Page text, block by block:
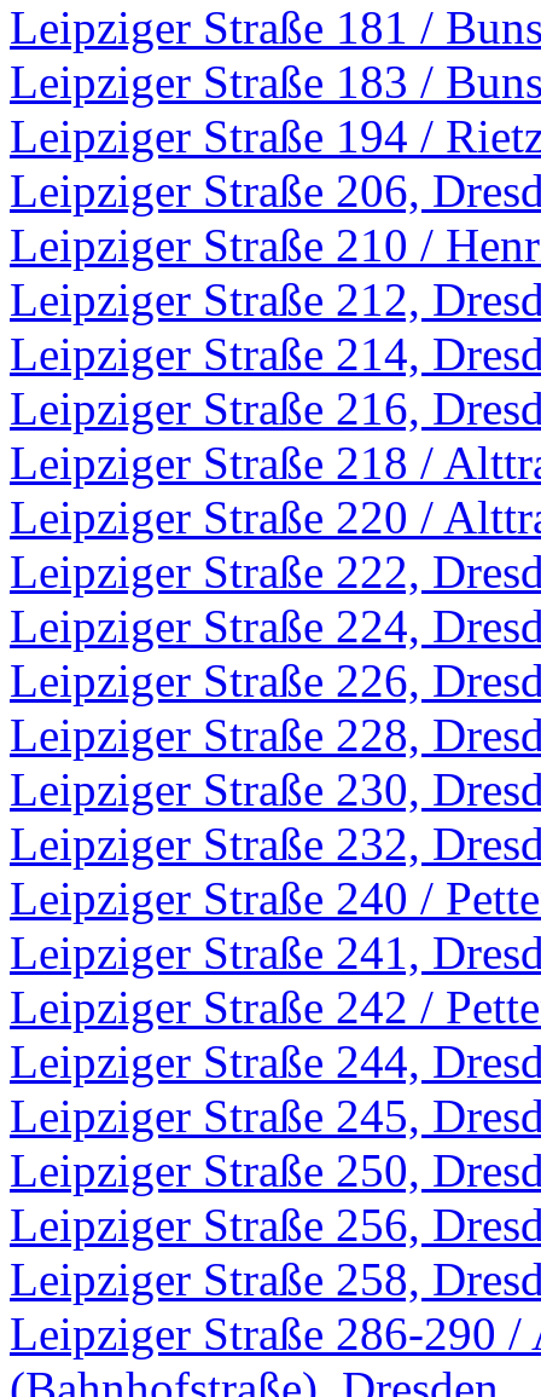
Leipziger Straße 181 /
Leipziger Straße 183 /
Leipziger Straße 194 /
Leipziger Straße 206,
Leipziger Straße 210 /
Leipziger Straße 212,
Leipziger Straße 214,
Leipziger Straße 216,
Leipziger Straße 218 /
Leipziger Straße 220 /
Leipziger Straße 222,
Leipziger Straße 224,
Leipziger Straße 226,
Leipziger Straße 228,
Leipziger Straße 230,
Leipziger Straße 232,
Leipziger Straße 240 /
Leipziger Straße 241,
Leipziger Straße 242 /
Leipziger Straße 244,
Leipziger Straße 245,
Leipziger Straße 250,
Leipziger Straße 256,
Leipziger Straße 258,
Leipziger Straße 286-290 /